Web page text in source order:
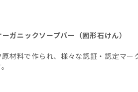
ガニックソープバー（固形石けん）
材料で作られ、様々な認証・認定マー